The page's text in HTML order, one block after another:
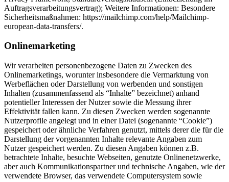
Auftragsverarbeitungsvertrag); Weitere Informationen: Besondere
Sicherheitsmaßnahmen: https://mailchimp.com/help/Mailchimp-
european-data-transfers/.
Onlinemarketing
Wir verarbeiten personenbezogene Daten zu Zwecken des Onlinemarketings, worunter insbesondere die Vermarktung von Werbeflächen oder Darstellung von werbenden und sonstigen Inhalten (zusammenfassend als “Inhalte” bezeichnet) anhand potentieller Interessen der Nutzer sowie die Messung ihrer Effektivität fallen kann. Zu diesen Zwecken werden sogenannte Nutzerprofile angelegt und in einer Datei (sogenannte “Cookie”) gespeichert oder ähnliche Verfahren genutzt, mittels derer die für die Darstellung der vorgenannten Inhalte relevante Angaben zum Nutzer gespeichert werden. Zu diesen Angaben können z.B. betrachtete Inhalte, besuchte Webseiten, genutzte Onlinenetzwerke, aber auch Kommunikationspartner und technische Angaben, wie der verwendete Browser, das verwendete Computersystem sowie Angaben zu Nutzungszeiten gehören. Sofern Nutzer in die Erhebung ihrer Standortdaten eingewilligt haben, können auch diese verarbeitet werden. Es werden ebenfalls die IP-Adressen der Nutzer erhoben. Jedoch nutzen wir zur Verfügung stehende IP-Masking-Verfahren (d.h., Pseudonymisierung durch Kürzung der IP-Adresse) zum Schutz der Nutzer. Generell werden im Rahmen des Onlinemarketingverfahren keine Klardaten der Nutzer (wie z.B. E-Mail-Adressen oder Namen) gespeichert, sondern Pseudonyme. D.h., wir als auch die Anbieter der Onlinemarketingverfahren kennen nicht die tatsächlich Identität der Nutzer, sondern nur die in deren Profilen gespeicherten Angaben. Die Angaben in den Profilen werden im Regelfall in den Cookies oder mittels ähnlicher Verfahren gespeichert. Diese Cookies können später generell auch auf anderen Webseiten die dasselbe Onlinemarketingverfahren einsetzen, ausgelesen und zu Zwecken der Darstellung von Inhalten analysiert als auch mit weiteren Daten ergänzt und auf dem Server des Onlinemarketingverfahrensanbieters gespeichert werden. Ausnahmsweise können Klardaten den Profilen zugeordnet werden. Das ist der Fall, wenn die Nutzer z.B. Mitglieder eines sozialen Netzwerks sind, dessen Onlinemarketingverfahren wir einsetzen und das Netzwerk die Profile der Nutzer mit den vorgenannten Angaben verbindet. Wir bitten darum, zu beachten, dass Nutzer mit den Anbietern zusätzliche Abreden, z.B. durch Einwilligung im Rahmen der Registrierung, treffen können. Wir erhalten grundsätzlich nur Zugang zu zusammengefassten Informationen über den Erfolg unserer Werbeanzeigen. Jedoch können wir im Rahmen sogenannter Konversionsmessungen prüfen, welche unserer Onlinemarketingverfahren zu einer sogenannten Konversion geführt haben, d.h. z.B., zu einem Vertragsschluss mit uns. Die Konversionsmessung wird alleine zur Analyse des Erfolgs unserer Marketingmaßnahmen verwendet. Solange nicht anders angegeben, bitten wir Sie davon auszugehen, dass verwendete Cookies für einen Zeitraum von zwei Jahren gespeichert werden. Hinweise zu Rechtsgrundlagen: Sofern wir die Nutzer um deren Einwilligung in den Einsatz der Drittanbieter bitten, ist die Rechtsgrundlage der Verarbeitung von Daten die Einwilligung. Ansonsten werden die Daten der Nutzer auf Grundlage unserer berechtigten Interessen (d.h. Interesse an effizienten, wirtschaftlichen und empfängerfreundlichen Leistungen) verarbeitet. In diesem Zusammenhang möchten wir Sie auch auf die Informationen zur Verwendung von Cookies in dieser Datenschutzerklärung hinweisen. Verarbeitete Datenarten: Nutzungsdaten (z.B. besuchte Webseiten, Interesse an Inhalten, Zugriffszeiten), Meta-/Kommunikationsdaten (z.B. Geräte-Informationen, IP-Adressen), Standortdaten (Angaben zur geografischen Position eines Gerätes oder einer Person). Betroffene Personen: Nutzer (z.B. Webseitenbesucher, Nutzer von Onlinediensten), Interessenten. Zwecke der Verarbeitung: Tracking (z.B. interessens-/verhaltensbezogenes Profiling, Nutzung von Cookies), Remarketing, Besuchsaktionsauswertung, Interessenbasiertes und verhaltensbezogenes Marketing, Profiling (Erstellen von Nutzerprofilen), Konversionsmessung (Messung der Effektivität von Marketingmaßnahmen), Reichweitenmessung (z.B. Zugriffsstatistiken, Erkennung wiederkehrender Besucher), Zielgruppenbildung (Bestimmung von für Marketingzwecke relevanten Zielgruppen oder sonstige Ausgabe von Inhalten), Cross-Device Tracking (geräteübergreifende Verarbeitung von Nutzerdaten für Marketingzwecke). Sicherheitsmaßnahmen: IP-Masking (Pseudonymisierung der IP-Adresse). Rechtsgrundlagen: Einwilligung (Art. 6 Abs. 1 S. 1 lit. a. DSGVO), Berechtigte Interessen (Art. 6 Abs. 1 S. 1 lit. f. DSGVO). Widerspruchsmöglichkeit (Opt-Out): Wir verweisen auf die Datenschutzhinweise der jeweiligen Anbieter und die zu den Anbietern angegebenen Widerspruchsmöglichkeiten (sog. “Opt-Out”). Sofern keine explizite Opt-Out-Möglichkeit angegeben wurde, besteht zum einen die Möglichkeit, dass Sie Cookies in den Einstellungen Ihres Browsers abschalten. Hierdurch können jedoch Funktionen unseres Onlineangebotes eingeschränkt werden. Wir empfehlen daher zusätzlich die folgenden Opt-Out-Möglichkeiten, die zusammenfassend auf jeweilige Gebiete gerichtet angeboten werden:a) Europa: https://www.youronlinechoices.eu. b) Kanada: https://www.youradchoices.ca/choices. c) USA: https://www.aboutads.info/choices. d) Gebietsübergreifend: https://optout.aboutads.info. Eingesetzte Dienste und Diensteanbieter: Meta-Pixel und Zielgruppenbildung (Custom Audiences): Mit Hilfe des Meta-Pixels (oder vergleichbarer Funktionen, zur Übermittlung von Event-Daten oder Kontaktinformationen mittels Schnittstellen in Apps) ist es dem Unternehmen Meta zum einen möglich, die Besucher unseres Onlineangebotes als Zielgruppe für die Darstellung von Anzeigen (sogenannte “Meta-Ads”) zu bestimmen. Dementsprechend setzen wir das Meta-Pixel ein, um die durch uns geschalteten Meta-Ads nur solchen Nutzern auf Plattformen von Meta und innerhalb der Dienste der mit Meta kooperierenden Partner (so genanntes “Audience Network” https://www.facebook.com/audiencenetwork/ ) anzuzeigen, die auch ein Interesse an unserem Onlineangebot gezeigt haben oder die bestimmte Merkmale (z. B. Interesse an bestimmten Themen oder Produkten, die anhand der besuchten Webseiten ersichtlich werden) aufweisen, die wir an Meta übermitteln (sogenannte “Custom Audiences”). Mit Hilfe des Meta-Pixels möchten wir auch sicherstellen, dass unsere Meta-Ads dem potentiellen Interesse der Nutzer entsprechen und nicht belästigend wirken. Mit Hilfe des Meta-Pixels können wir ferner die Wirksamkeit der Meta-Ads für statistische und Marktforschungszwecke nachvollziehen, indem wir sehen, ob Nutzer nach dem Klick auf eine Meta-Ad auf unsere Webseite weitergeleitet wurden (sogenannte “Konversionsmessung”); Dienstanbieter: Meta Platforms Ireland Limited, Merrion Road, Dublin 4, D04 X2K5, Irland; Rechtsgrundlagen: Einwilligung (Art. 6 Abs. 1 S. 1 lit. a) DSGVO); Website: https://www.facebook.com; Datenschutzerklärung: https://www.facebook.com/privacy/policy/; Auftragsverarbeitungsvertrag: https://www.facebook.com/legal/terms/dataprocessing; Grundlage Drittlandtransfers: Data Privacy Framework (DPF); Weitere Informationen: Event Daten der Nutzer, d. h. Verhaltens- und Interessensangaben, werden für die Zwecke der gezielten Werbung und der Zielgruppenbildung auf der Grundlage der Vereinbarung über die gemeinsame Verantwortlichkeit (“Zusatz für Verantwortliche”, https://www.facebook.com/legal/controller_addendum) verarbeitet. Die gemeinsame Verantwortlichkeit beschränkt sich auf die Erhebung durch und Übermittlung von Daten an Meta Platforms Ireland Limited, ein Unternehmen mit Sitz in der EU. Die weitere Verarbeitung der Daten liegt in der alleinigen Verantwortung von Meta Platforms Ireland Limited, was insbesondere die Übermittlung der Daten an die Muttergesellschaft Meta Platforms, Inc. in den USA betrifft (auf der Grundlage der zwischen Meta Platforms Ireland Limited und Meta Platforms, Inc. geschlossenen Standardvertragsklauseln). Google Ad Manager: Wir nutzen den Dienst “Google Ad Manager”, um Anzeigen im Google-Werbenetzwerk zu platzieren (z. B. in Suchergebnissen, in Videos, auf Webseiten etc.). Der Google Ad Manager zeichnet sich dadurch aus, dass Anzeigen in Echtzeit anhand mutmaßlicher Interessen der Nutzer angezeigt werden. Dies erlaubt uns, Anzeigen für unser Onlineangebot Nutzern anzuzeigen, die ein potenzielles Interesse an unserem Angebot haben könnten oder sich zuvor dafür interessiert hatten, sowie den Erfolg der Anzeigen zu messen; Dienstanbieter: Google Ireland Limited, Gordon House, Barrow Street, Dublin 4, Irland; Rechtsgrundlagen: Berechtigte Interessen (Art. 6 Abs. 1 S. 1 lit. f) DSGVO); Website: https://marketingplatform.google.com; Datenschutzerklärung: https://policies.google.com/privacy; Grundlage Drittlandtransfers: Data Privacy Framework (DPF); Weitere Informationen: Arten der Verarbeitung sowie der verarbeiteten Daten: https://business.safety.google/adsservices/; Datenverarbeitungsbedingungen für Google Werbeprodukte: Informationen zu den Diensten Datenverarbeitungsbedingungen zwischen Verantwortlichen und Standardvertragsklauseln für Drittlandtransfers von Daten: https://business.safety.google/adscontrollerterms; sofern Google als Auftragsverarbeiter fungiert, Datenverarbeitungsbedingungen für Google Werbeprodukte und Standardvertragsklauseln für Drittlandtransfers von Daten: https://business.safety.google/adsprocessorterms. Google Ads und Konversionsmessung: Online-Marketing-Verfahren zum Zwecke der Platzierung von Inhalten und Anzeigen innerhalb des Werbenetzwerks des Diensteanbieters (z. B. in Suchergebnissen, in Videos, auf Webseiten usw.), so dass sie Nutzern angezeigt werden, die ein mutmaßliches Interesse an den Anzeigen haben. Darüber hinaus messen wir die Konversion der Anzeigen, d. h. ob die Nutzer sie zum Anlass genommen haben, mit den Anzeigen zu interagieren und die beworbenen Angebote zu nutzen (sog. Konversionen). Wir erhalten jedoch nur anonyme Informationen und keine persönlichen Informationen über einzelne Nutzer; Dienstanbieter: Google Ireland Limited, Gordon House,